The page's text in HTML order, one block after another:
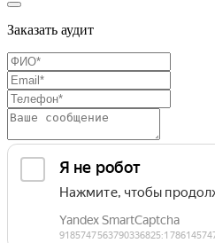
Заказать аудит